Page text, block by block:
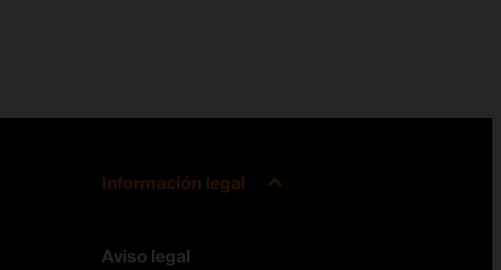
Información legal
Aviso legal